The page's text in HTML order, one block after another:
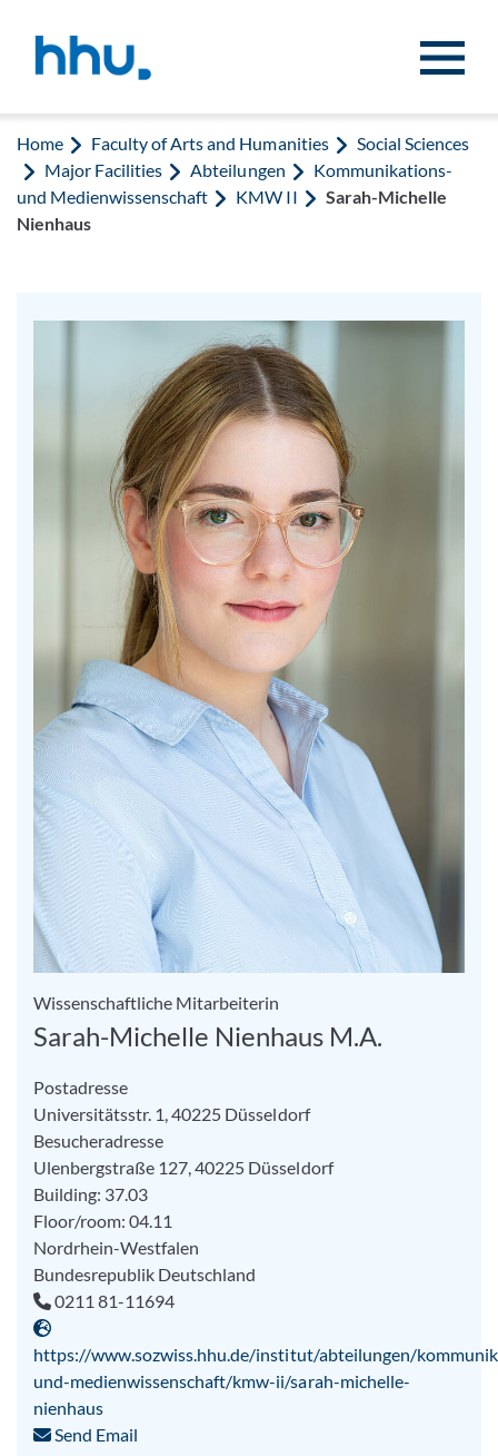
Home Faculty of Arts and Humanities
Social Sciences
Major Facilities
Abteilungen
Kommunikations-
und Medienwissenschaft
KMW II
Sarah-Michelle
Nienhaus
Wissenschaftliche Mitarbeiterin
Sarah-Michelle Nienhaus M.A.
Postadresse
Universitätsstr. 1, 40225 Düsseldorf
Besucheradresse
Ulenbergstraße 127, 40225 Düsseldorf
Building: 37.03
Floor/room: 04.11
Nordrhein-Westfalen
Bundesrepublik Deutschland
0211 81-11694
https://www.sozwiss.hhu.de/institut/abteilungen/
und-medienwissenschaft/kmw-ii/sarah-michelle-
nienhaus
Send Email